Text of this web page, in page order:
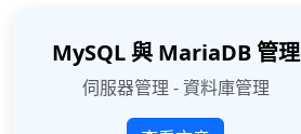
MySQL 與 MariaDB 管理
伺服器管理 - 資料庫管理